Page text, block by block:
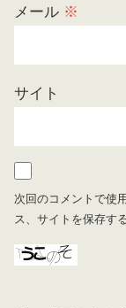
メール ※
サイト
次回のコメントで使
ス、サイトを保存する